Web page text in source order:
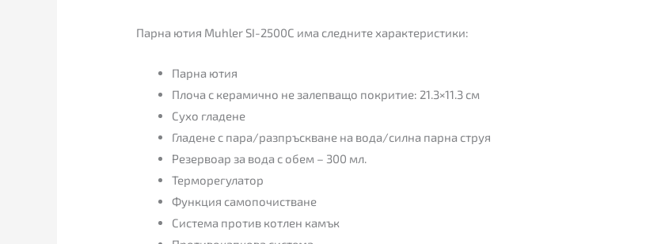
Парна ютия Muhler SI-2500C има следните характеристики:
Парна ютия
Плоча с керамично не залепващо покритие: 21.3×11.3 см
Сухо гладене
Гладене с пара/разпръскване на вода/силна парна струя
Резервоар за вода с обем – 300 мл.
Терморегулатор
Функция самопочистване
Система против котлен камък